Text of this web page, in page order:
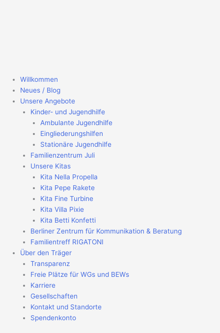
Willkommen
Neues / Blog
Unsere Angebote
Kinder- und Jugendhilfe
Ambulante Jugendhilfe
Eingliederungshilfen
Stationäre Jugendhilfe
Familienzentrum Juli
Unsere Kitas
Kita Nella Propella
Kita Pepe Rakete
Kita Fine Turbine
Kita Villa Pixie
Kita Betti Konfetti
Berliner Zentrum für Kommunikation & Beratung
Familientreff RIGATONI
Über den Träger
Transparenz
Freie Plätze für WGs und BEWs
Karriere
Gesellschaften
Kontakt und Standorte
Spendenkonto